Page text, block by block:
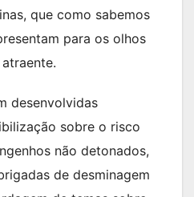
que como sabemos
para os olhos
desenvolvidas
sobre o risco
não detonados,
de desminagem